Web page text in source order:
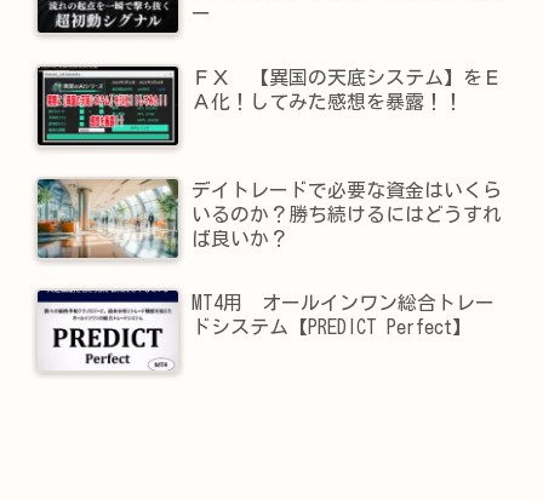
ー
ＦＸ 【異国の天底システム】をＥ
Ａ化！してみた感想を暴露！！
デイトレードで必要な資金はいくら
いるのか？勝ち続けるにはどうすれ
ば良いか？
MT4用 オールインワン総合トレー
ドシステム【PREDICT Perfect】